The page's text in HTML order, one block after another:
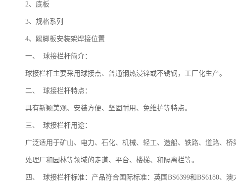
2、底板
3、规格系列
4、踢脚板安装架焊接位置
一、 球接栏杆简介：
球接栏杆主要采用球接点、普通钢热浸锌或不锈钢，工厂化生产。
二、 球接栏杆特点：
具有新颖美观、安装方便、坚固耐用、免维护等特点。
三、 球接栏杆用途：
广泛适用于矿山、电力、石化、机械、轻工、造船、铁路、道路、
处理厂和园林等领域的走道、平台、楼梯、和隔离栏等。
四、 球接栏杆标准：产品符合国际标准：英国BS6399和BS6180、澳